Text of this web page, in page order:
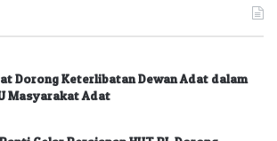
Dorong Keterlibatan Dewan Adat dalam
Masyarakat Adat